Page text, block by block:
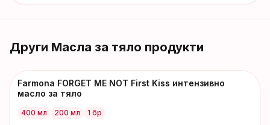
Други Масла за тяло продукти
Farmona FORGET ME NOT First Kiss интензивно
масло за тяло
400 мл 200 мл 1 бр